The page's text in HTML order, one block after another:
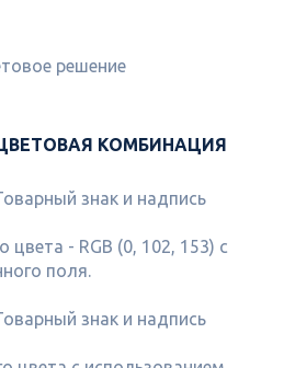
КОМБИНАЦИЯ
знак и надпись
- RGB (0, 102, 153) с
поля.
знак и надпись